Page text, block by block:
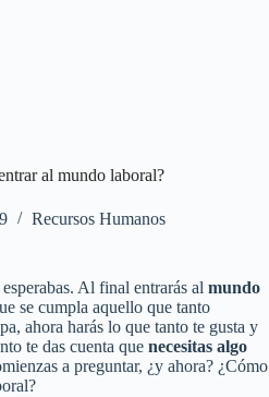
al mundo laboral?
Recursos Humanos
Al final entrarás al mundo
se cumpla aquello que tanto
ahora harás lo que tanto te gusta y
te das cuenta que necesitas algo
a preguntar, ¿y ahora? ¿Cómo